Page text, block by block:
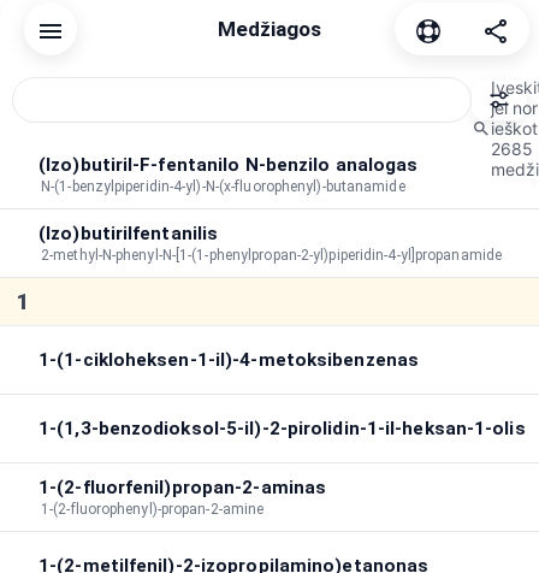
Medžiagos
Atstatyti Dažnas Kanabinoidas Depresantas
jei
2685
Rūšiavimo tvarka Pagal aukščiausią rodiklį
Didžiausia trukmė:∞
Bendra trukmė:∞
Ieškoti efektuose
(Izo)butiril-F-fentanilo N-benzilo analogas
N-(1-benzylpiperidin-4-yl)-N-(x-fluorophenyl)-butanamide
(Izo)butirilfentanilis
2-methyl-N-phenyl-N-[1-(1-phenylpropan-2-yl)piperidin-4-yl]propanamide
1
1-(1-cikloheksen-1-il)-4-metoksibenzenas
1-(1,3-benzodioksol-5-il)-2-pirolidin-1-il-heksan-1-olis
1-(2-fluorfenil)propan-2-aminas
1-(2-fluorophenyl)-propan-2-amine
1-(2-metilfenil)-2-izopropilamino)etanonas